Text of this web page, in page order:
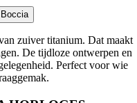
zuiver titanium. Dat maakt
De tijdloze ontwerpen en
Perfect voor wie